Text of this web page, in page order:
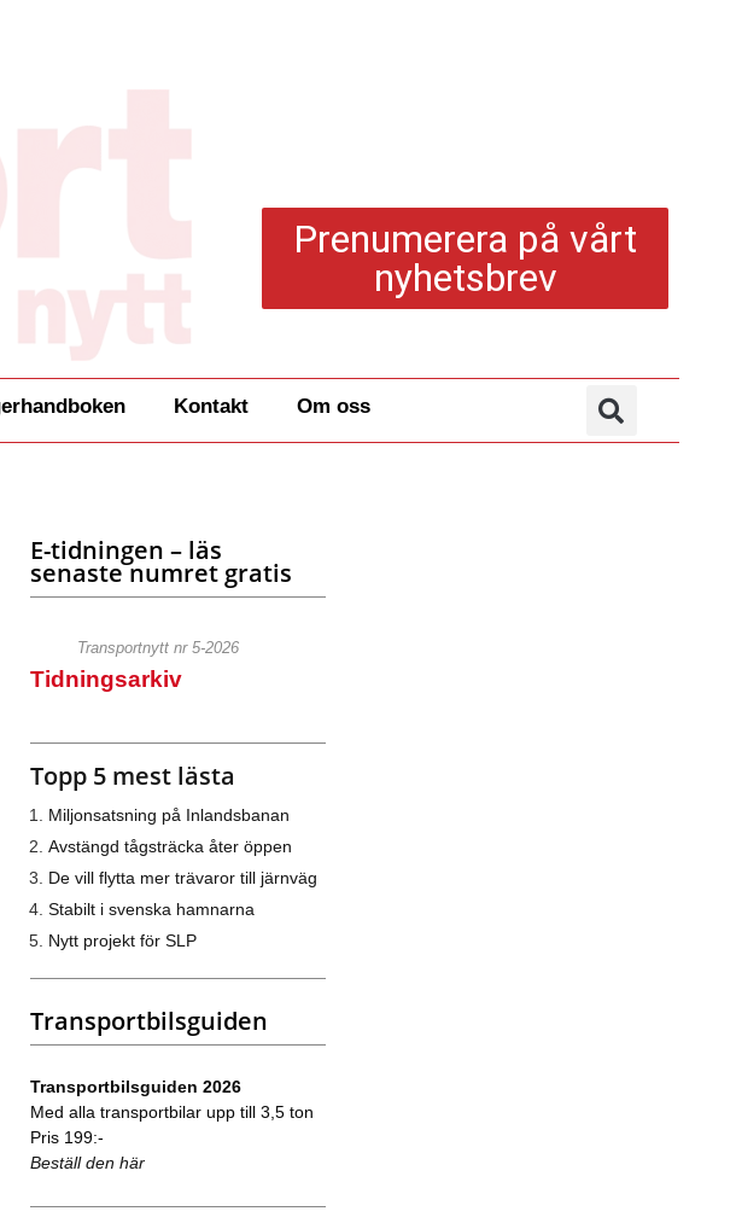
Prenumerera på vårt
nyhetsbrev
Kontakt Om oss
E-tidningen – läs
senaste numret gratis
Transportnytt nr 5-2026
Tidningsarkiv
Topp 5 mest lästa
Miljonsatsning på Inlandsbanan
Avstängd tågsträcka åter öppen
De vill flytta mer trävaror till järnväg
Stabilt i svenska hamnarna
Nytt projekt för SLP
Transportbilsguiden
Transportbilsguiden 2026
Med alla transportbilar upp till 3,5 ton
Pris 199:-
Beställ den här